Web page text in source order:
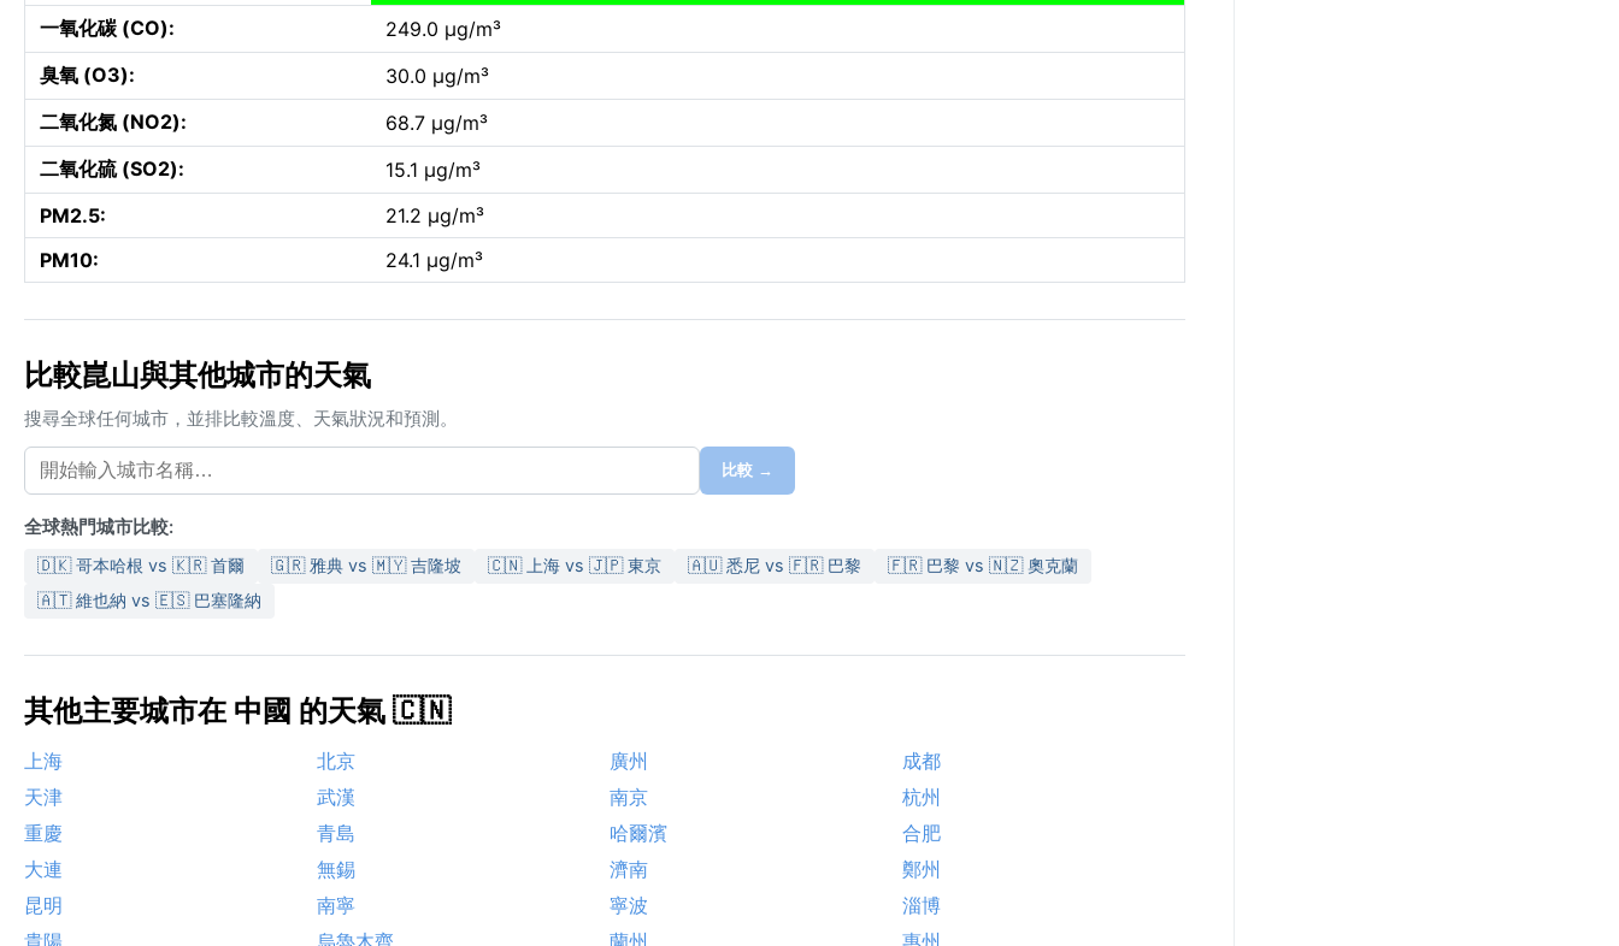
一氧化碳 (CO):
249.0 µg/m³
臭氧 (O3):
30.0 µg/m³
二氧化氮 (NO2):
68.7 µg/m³
二氧化硫 (SO2):
15.1 µg/m³
PM2.5:
21.2 µg/m³
PM10:
24.1 µg/m³
比較崑山與其他城市的天氣
搜尋全球任何城市，並排比較溫度、天氣狀況和預測。
比較 →
全球熱門城市比較:
🇩🇰 哥本哈根 vs 🇰🇷 首爾 🇬🇷 雅典 vs 🇲🇾 吉隆坡 🇨🇳 上海 vs 🇯🇵 東京 🇦🇺 悉尼 vs 🇫🇷 巴黎
🇫🇷 巴黎 vs 🇳🇿 奧克蘭
🇦🇹 維也納 vs 🇪🇸 巴塞隆納
其他主要城市在 中國 的天氣 🇨🇳
上海 北京 廣州
成都
天津
武漢 南京
杭州
重慶
青島 哈爾濱
合肥
大連
無錫 濟南
鄭州
昆明
南寧 寧波
淄博